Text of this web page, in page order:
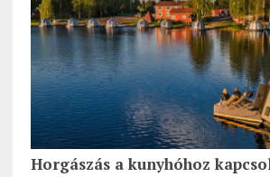
Horgászás a kunyhóhoz